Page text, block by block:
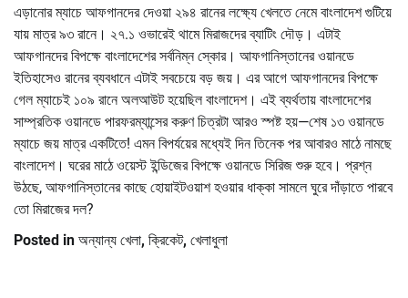
এড়ানোর ম্যাচে আফগানদের দেওয়া ২৯৪ রানের লক্ষ্যে খেলতে নেমে বাংলাদেশ গুটিয়ে
যায় মাত্র ৯৩ রানে। ২৭.১ ওভারেই থামে মিরাজদের ব্যাটিং দৌড়। এটাই
আফগানদের বিপক্ষে বাংলাদেশের সর্বনিম্ন স্কোর। আফগানিস্তানের ওয়ানডে
ইতিহাসেও রানের ব্যবধানে এটাই সবচেয়ে বড় জয়। এর আগে আফগানদের বিপক্ষে
গেল ম্যাচেই ১০৯ রানে অলআউট হয়েছিল বাংলাদেশ। এই ব্যর্থতায় বাংলাদেশের
সাম্প্রতিক ওয়ানডে পারফরম্যান্সের করুণ চিত্রটা আরও স্পষ্ট হয়—শেষ ১৩ ওয়ানডে
ম্যাচে জয় মাত্র একটিতে! এমন বিপর্যয়ের মধ্যেই দিন তিনেক পর আবারও মাঠে নামছে
বাংলাদেশ। ঘরের মাঠে ওয়েস্ট ইন্ডিজের বিপক্ষে ওয়ানডে সিরিজ শুরু হবে। প্রশ্ন
উঠছে, আফগানিস্তানের কাছে হোয়াইটওয়াশ হওয়ার ধাক্কা সামলে ঘুরে দাঁড়াতে পারবে
তো মিরাজের দল?
Posted in অন্যান্য খেলা, ক্রিকেট, খেলাধুলা